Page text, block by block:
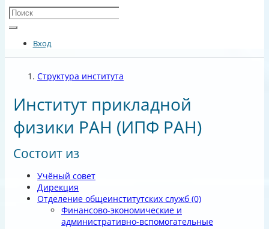
Вход
Структура института
Институт прикладной
физики РАН (ИПФ РАН)
Состоит из
Учёный совет
Дирекция
Отделение общеинститутских служб (0)
Финансово-экономические и
административно-вспомогательные